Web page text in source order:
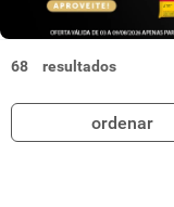
68
ordenar
7º queijo
macarrão